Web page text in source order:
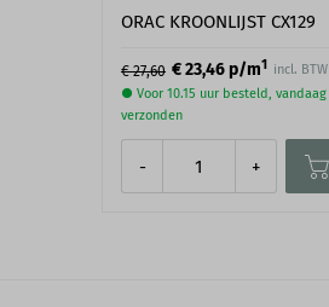
ORAC KROONLIJST CX129
€ 27,60 € 23,46p/m1 incl. BTW
● Voor 10.15 uur besteld, vandaag
verzonden
- +